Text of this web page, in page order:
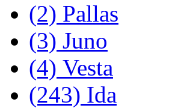
(2) Pallas
(3) Juno
(4) Vesta
(243) Ida